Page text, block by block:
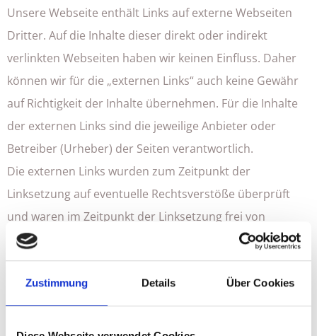
Zustimmung Details Über Cookies
Unsere Webseite enthält Links auf externe Webseiten
Dritter. Auf die Inhalte dieser direkt oder indirekt
verlinkten Webseiten haben wir keinen Einfluss. Daher
können wir für die „externen Links“ auch keine Gewähr
auf Richtigkeit der Inhalte übernehmen. Für die Inhalte
der externen Links sind die jeweilige Anbieter oder
Betreiber (Urheber) der Seiten verantwortlich.
Die externen Links wurden zum Zeitpunkt der
Linksetzung auf eventuelle Rechtsverstöße überprüft
und waren im Zeitpunkt der Linksetzung frei von
rechtswidrigen Inhalten. Eine ständige inhaltliche
Überprüfung der externen Links ist ohne konkrete
Anhaltspunkte einer Rechtsverletzung nicht möglich. Bei
direkten oder indirekten Verlinkungen auf die Webseiten
Dritter, die außerhalb unseres Verantwortungsbereichs